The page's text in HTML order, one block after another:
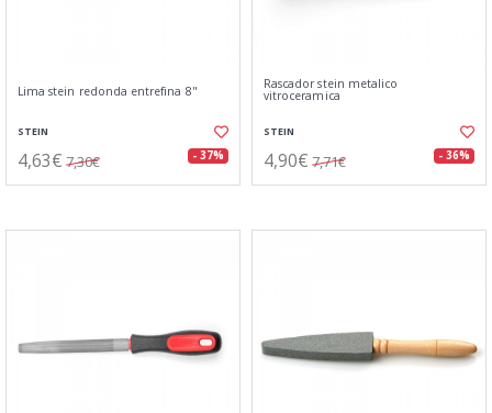
Lima stein redonda entrefina 8"
STEIN
4,63€ 7,30€ - 37%
Rascador stein metalico
vitroceramica
STEIN
4,90€ 7,71€ - 36%